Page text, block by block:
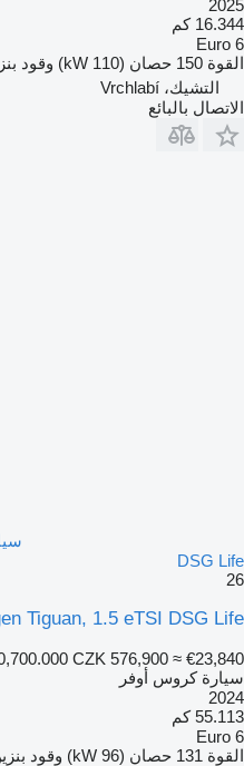
2025
16.344 كم
Euro 6
القوة 150 حصان (110 kW) وقود
التشيك، Vrchlabí
الاتصال بالبائع
DSG Life
26
Tiguan, 1.5 eTSI DSG Life
CZK 576,900 ≈ €23,840
سيارة كروس أوفر
2024
55.113 كم
Euro 6
القوة 131 حصان (96 kW) وقود